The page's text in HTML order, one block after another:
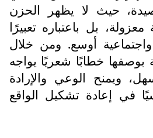
حيث لا يظهر الحزن
بل باعتباره تعبيرًا
أوسع. ومن خلال
خطابًا شعريًا يواجه
ويمنح الوعي والإرادة
في إعادة تشكيل الواقع